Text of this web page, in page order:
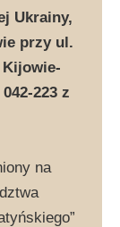
Ukrainy,
przy ul.
223 z
na